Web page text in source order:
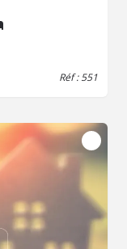
électrique.
(C) Lot 2 :
cuisine
15 m², espace
? + 45 charges
: espace de
DPE (D) Lot 5
acier, 2
? charges. Tout
Réf : 551